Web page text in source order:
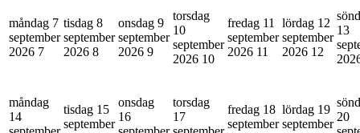
måndag 7
september
2026 7
tisdag 8
september
2026 8
onsdag 9
september
2026 9
torsdag
10
september
2026 10
fredag 11
september
2026 11
lördag 12
september
2026 12
13
måndag
14
tisdag 15
september
onsdag
16
torsdag
17
fredag 18
september
lördag 19
september
20